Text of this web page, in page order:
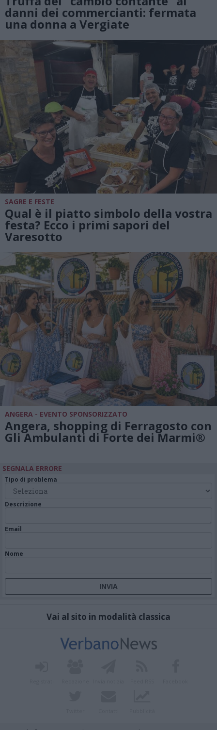
danni dei commercianti: fermata
una donna a Vergiate
SAGRE E FESTE
Qual è il piatto simbolo della vostra
festa? Ecco i primi sapori del
Varesotto
ANGERA - EVENTO SPONSORIZZATO
Angera, shopping di Ferragosto con
Gli Ambulanti di Forte dei Marmi®
SEGNALA ERRORE
Tipo di problema
Descrizione
Email
Nome
Vai al sito in modalità classica